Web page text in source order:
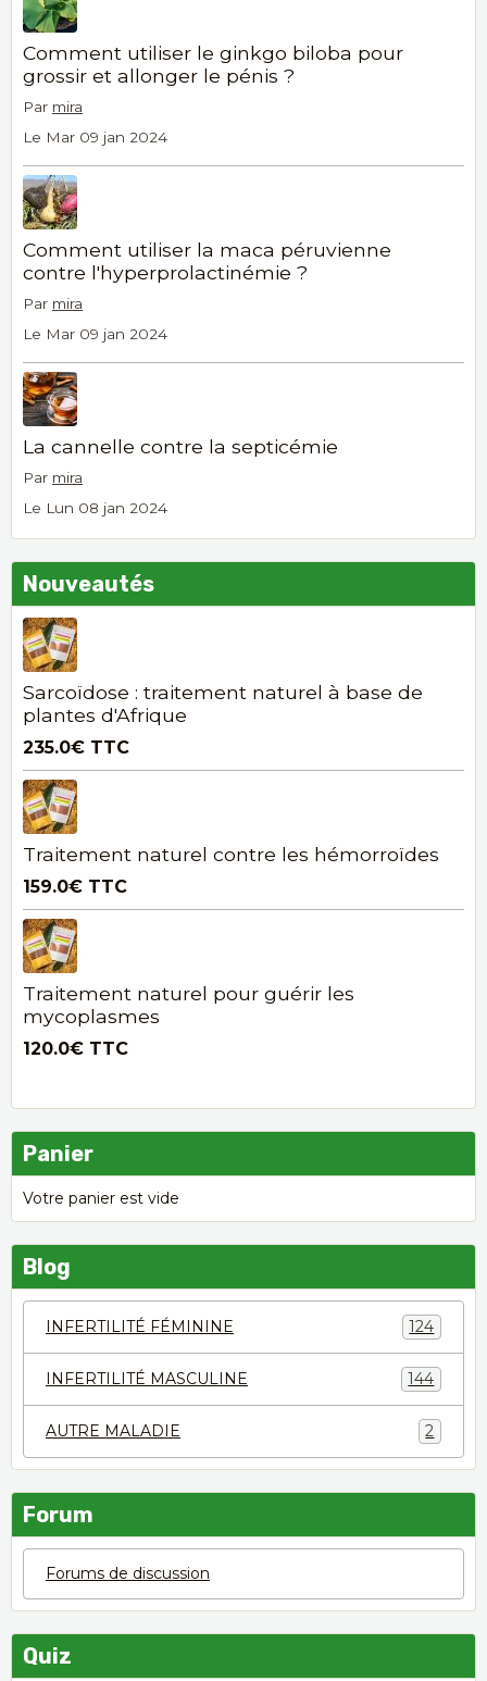
Comment utiliser le ginkgo biloba pour
grossir et allonger le pénis ?
Par mira
Le Mar 09 jan 2024
Comment utiliser la maca péruvienne
contre l'hyperprolactinémie ?
Par mira
Le Mar 09 jan 2024
La cannelle contre la septicémie
Par mira
Le Lun 08 jan 2024
Nouveautés
Sarcoïdose : traitement naturel à base de
plantes d'Afrique
235.0€ TTC
Traitement naturel contre les hémorroïdes
159.0€ TTC
Traitement naturel pour guérir les
mycoplasmes
120.0€ TTC
Panier
Votre panier est vide
Blog
INFERTILITÉ FÉMININE 124
INFERTILITÉ MASCULINE 144
AUTRE MALADIE 2
Forum
Forums de discussion
Quiz